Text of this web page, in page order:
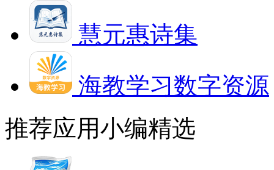
慧元惠诗集
海教学习数字资源
推荐应用小编精选